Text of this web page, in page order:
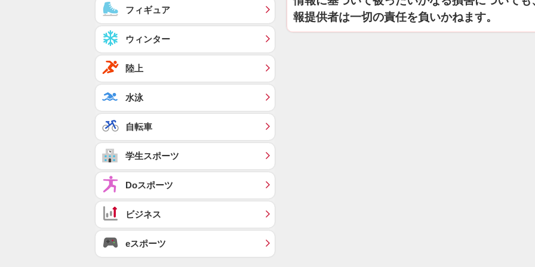
報提供者は一切の責任を負いかねます。
フィギュア
ウィンター
陸上
水泳
自転車
学生スポーツ
Doスポーツ
ビジネス
eスポーツ